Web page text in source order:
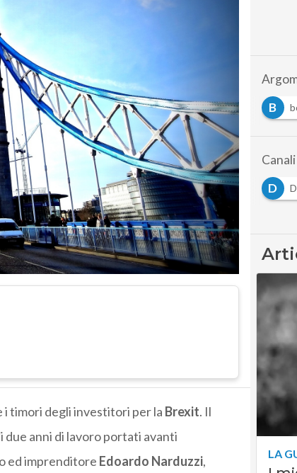
timori degli investitori per la Brexit. Il
anni di lavoro portati avanti
ed imprenditore Edoardo Narduzzi,
A
azioni B
Canali
D
LA